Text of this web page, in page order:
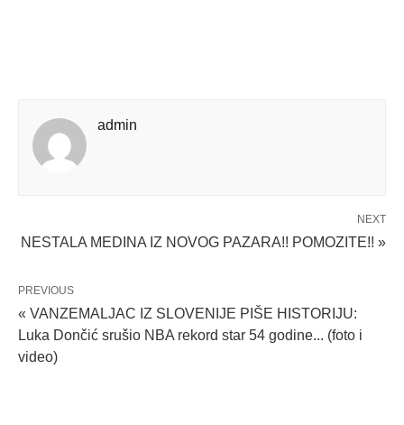
admin
NEXT
NESTALA MEDINA IZ NOVOG PAZARA!! POMOZITE!! »
PREVIOUS
« VANZEMALJAC IZ SLOVENIJE PIŠE HISTORIJU:
Luka Dončić srušio NBA rekord star 54 godine... (foto i
video)